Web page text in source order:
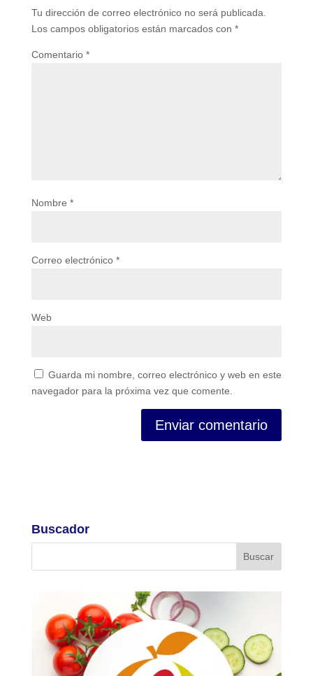
Tu dirección de correo electrónico no será publicada.
Los campos obligatorios están marcados con *
Comentario *
Nombre *
Correo electrónico *
Web
Guarda mi nombre, correo electrónico y web en este
navegador para la próxima vez que comente.
Buscador